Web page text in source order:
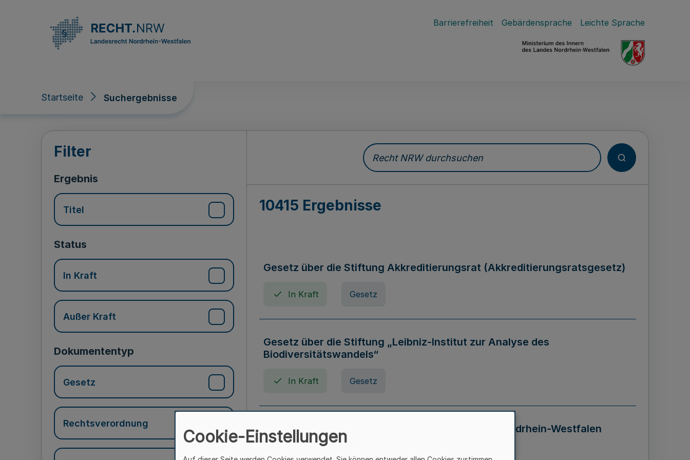
Barrierefreiheit Gebärdensprache Leichte Sprache
Startseite Suchergebnisse
Suchergebnisse
Filter
Ergebnis
Titel
Status
In Kraft
Außer Kraft
Dokumententyp
Gesetz
Rechtsverordnung
Recht NRW durchsuchen
10415 Ergebnisse
Gesetz über die Stiftung Akkreditierungsrat (Akkreditierungsratsgesetz)
In Kraft Gesetz
Gesetz über die Stiftung „Leibniz-Institut zur Analyse des
Biodiversitätswandels“
In Kraft Gesetz
Gesetz über die Kunsthochschulen des Landes Nordrhein-Westfalen
(Kunsthochschulgesetz - KunstHG)
Cookie-Einstellungen